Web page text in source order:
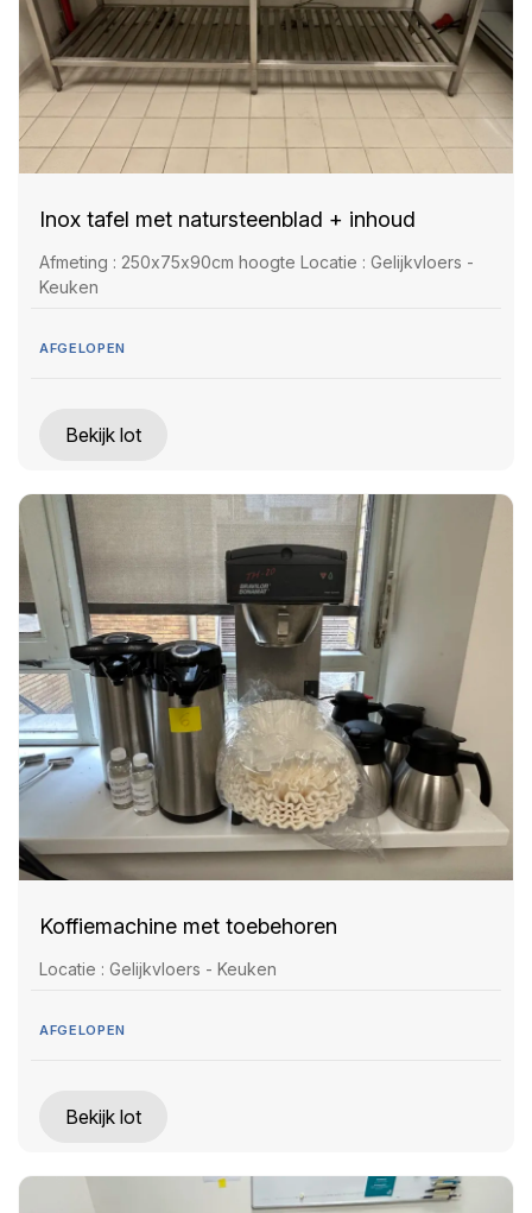
Inox tafel met natursteenblad + inhoud
Afmeting : 250x75x90cm hoogte Locatie : Gelijkvloers -
Keuken
AFGELOPEN
Bekijk lot
Koffiemachine met toebehoren
Locatie : Gelijkvloers - Keuken
AFGELOPEN
Bekijk lot